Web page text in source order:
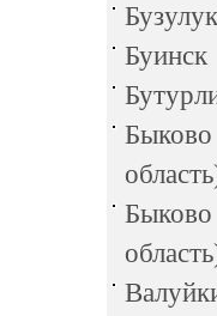
Бузулук
Буинск
Быково